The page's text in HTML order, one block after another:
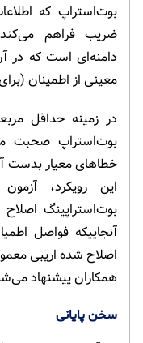
بوت‌استراپ که
ضریب فراهم
دامنه‌ای است که در
معینی از اطمینان (برای مثال ۹۵%) در آن
در زمینه حداقل
بوت‌استراپ صحبت
خطاهای معیار بدست
این رویکرد،
بوت‌استراپینگ
آنجاییکه فواصل
اصلاح شده اریبی
همکاران پیشنهاد
سخن پایانی